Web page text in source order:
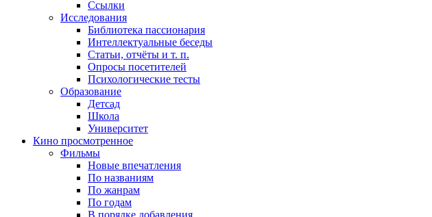
Ссылки
Исследования
Библиотека пассионария
Интеллектуальные беседы
Статьи, отчёты и т. п.
Опросы посетителей
Психологические тесты
Образование
Детсад
Школа
Университет
Кино просмотренное
Фильмы
Новые впечатления
По названиям
По жанрам
По годам
В порядке добавления